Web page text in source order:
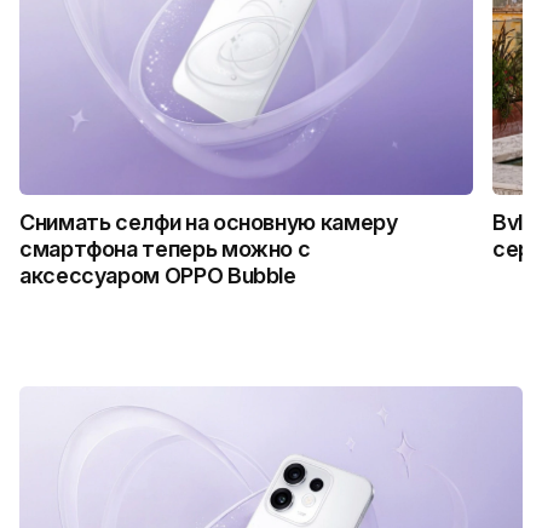
Снимать селфи на основную камеру
смартфона теперь можно с
аксессуаром OPPO Bubble